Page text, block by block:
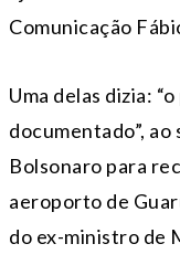
Comunicação
Uma delas dizia:
documentado”,
Bolsonaro para
aeroporto de
do ex-ministro de